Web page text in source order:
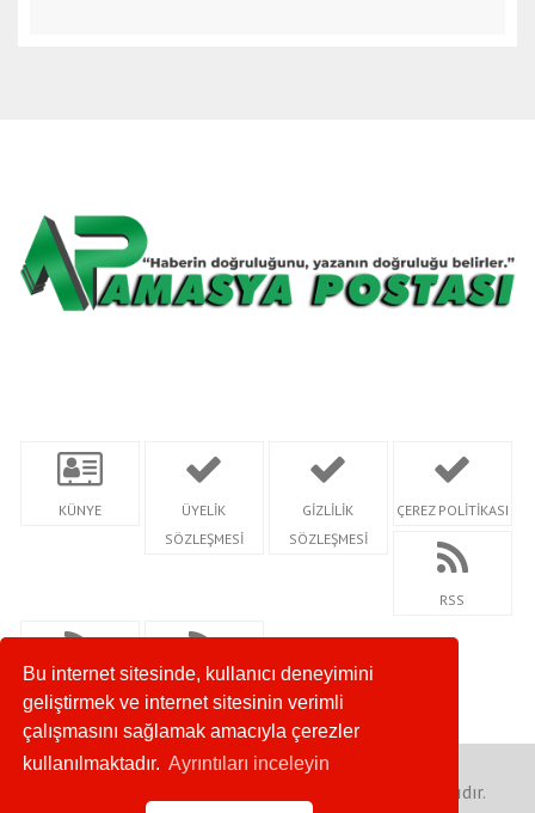
Bu internet sitesinde, kullanıcı deneyimini
geliştirmek ve internet sitesinin verimli
çalışmasını sağlamak amacıyla çerezler
kullanılmaktadır. Ayrıntıları inceleyin
KÜNYE
ÜYELİK
SÖZLEŞMESİ
GİZLİLİK
SÖZLEŞMESİ
ÇEREZ POLİTİKASI
RSS
Copyright 2023 © Amasya Postası - Her Hakkı Saklıdır.